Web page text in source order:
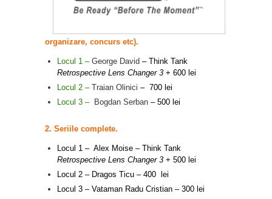
organizare, concurs etc).
Locul 1 – George David – Think Tank
Retrospective Lens Changer 3 + 600 lei
Locul 2 – Traian Olinici – 700 lei
Locul 3 – Bogdan Serban – 500 lei
2. Seriile complete.
Locul 1 – Alex Moise – Think Tank
Retrospective Lens Changer 3 + 500 lei
Locul 2 – Dragos Ticu – 400 lei
Locul 3 – Vataman Radu Cristian – 300 lei